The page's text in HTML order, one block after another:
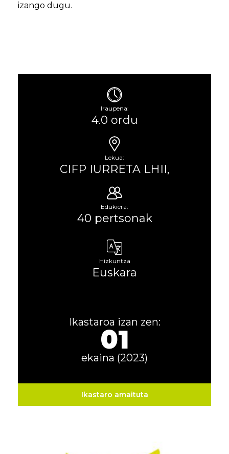
izango dugu.
Iraupena:
4.0 ordu
Lekua:
CIFP IURRETA LHII,
Edukiera:
40 pertsonak
Hizkuntza
Euskara
Ikastaroa izan zen:
01
ekaina (2023)
Ikastaro amaituta